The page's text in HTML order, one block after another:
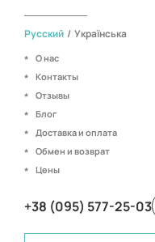
Русский / Українська
О нас
Контакты
Отзывы
Блог
Доставка и оплата
Обмен и возврат
Цены
+38 (095) 577-25-03